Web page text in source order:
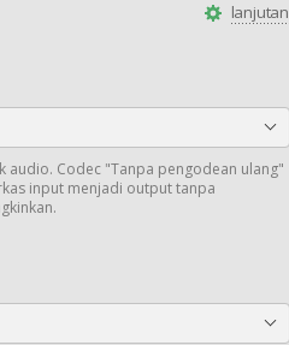
lanjutan
audio. Codec "Tanpa pengodean ulang"
input menjadi output tanpa